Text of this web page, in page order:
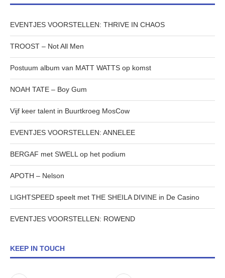
EVENTJES VOORSTELLEN: THRIVE IN CHAOS
TROOST – Not All Men
Postuum album van MATT WATTS op komst
NOAH TATE – Boy Gum
Vijf keer talent in Buurtkroeg MosCow
EVENTJES VOORSTELLEN: ANNELEE
BERGAF met SWELL op het podium
APOTH – Nelson
LIGHTSPEED speelt met THE SHEILA DIVINE in De Casino
EVENTJES VOORSTELLEN: ROWEND
KEEP IN TOUCH